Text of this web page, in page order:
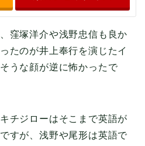
窪塚洋介や浅野忠信も良か
たのが井上奉行を演じたイ
うな顔が逆に怖かったで
チジローはそこまで英語が
すが、浅野や尾形は英語で